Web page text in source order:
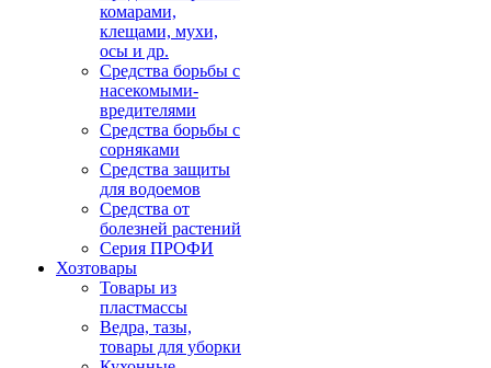
комарами,
клещами, мухи,
осы и др.
Средства борьбы с
насекомыми-
вредителями
Средства борьбы с
сорняками
Средства защиты
для водоемов
Средства от
болезней растений
Серия ПРОФИ
Хозтовары
Товары из
пластмассы
Ведра, тазы,
товары для уборки